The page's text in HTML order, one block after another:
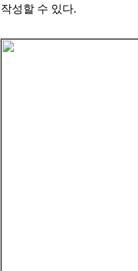
작성할 수 있다.